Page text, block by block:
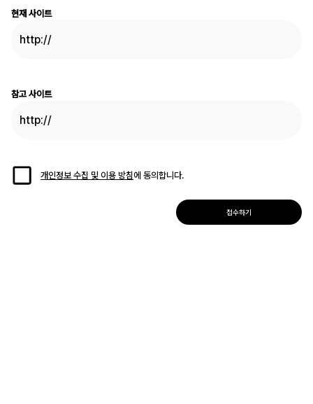
현재 사이트
참고 사이트
개인정보 수집 및 이용 방침에 동의합니다.
접수하기